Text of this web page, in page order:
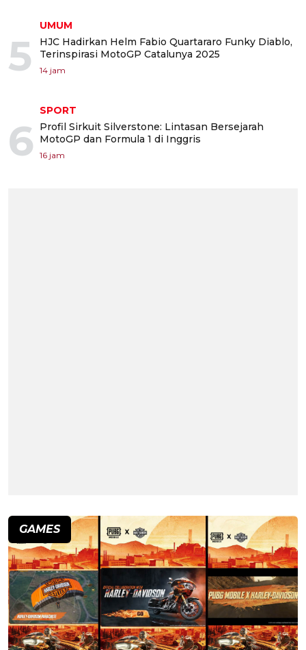
5
UMUM
HJC Hadirkan Helm Fabio Quartararo Funky Diablo,
Terinspirasi MotoGP Catalunya 2025
14 jam
6
SPORT
Profil Sirkuit Silverstone: Lintasan Bersejarah
MotoGP dan Formula 1 di Inggris
16 jam
GAMES